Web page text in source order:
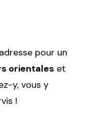
pour un
orientales et
y, vous y
!